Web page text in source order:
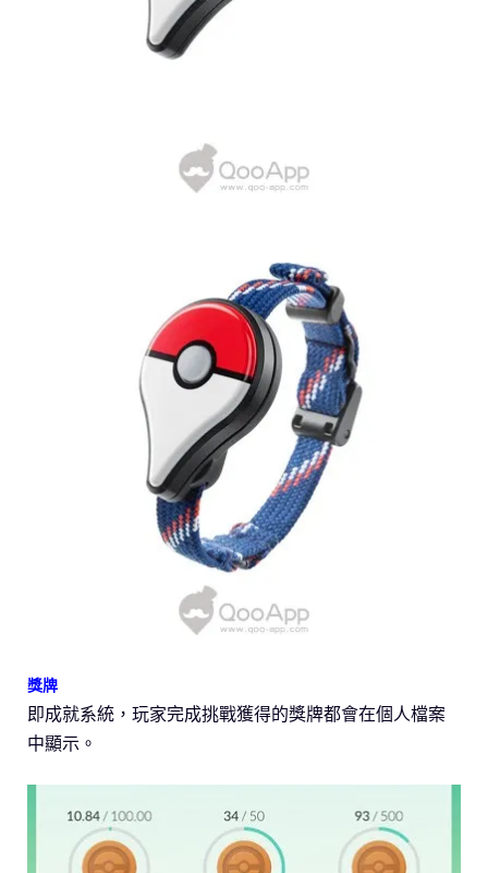
獎牌
即成就系統，玩家完成挑戰獲得的獎牌都會在個人檔案
中顯示。